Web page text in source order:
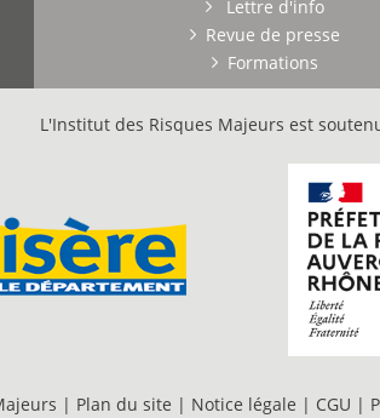
Lettre d'info
Revue de presse
Formations
L'Institut des Risques Majeurs est
| Plan du site | Notice légale | CGU |